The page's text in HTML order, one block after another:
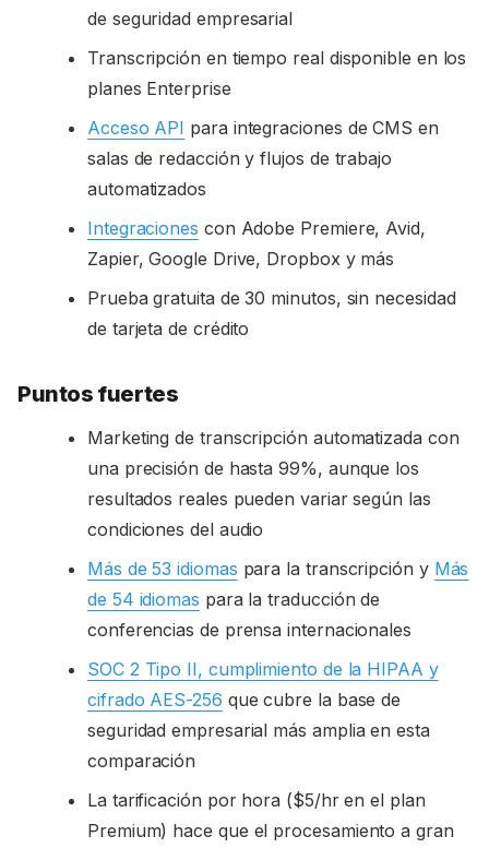
de seguridad empresarial
Transcripción en tiempo real disponible en los
planes Enterprise
Acceso API para integraciones de CMS en
salas de redacción y flujos de trabajo
automatizados
Integraciones con Adobe Premiere, Avid,
Zapier, Google Drive, Dropbox y más
Prueba gratuita de 30 minutos, sin necesidad
de tarjeta de crédito
Puntos fuertes
Marketing de transcripción automatizada con
una precisión de hasta 99%, aunque los
resultados reales pueden variar según las
condiciones del audio
Más de 53 idiomas para la transcripción y Más
de 54 idiomas para la traducción de
conferencias de prensa internacionales
SOC 2 Tipo II, cumplimiento de la HIPAA y
cifrado AES-256 que cubre la base de
seguridad empresarial más amplia en esta
comparación
La tarificación por hora ($5/hr en el plan
Premium) hace que el procesamiento a gran